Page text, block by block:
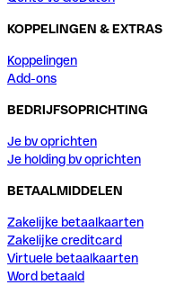
KOPPELINGEN & EXTRAS
Koppelingen
Add-ons
BEDRIJFSOPRICHTING
Je bv oprichten
Je holding bv oprichten
BETAALMIDDELEN
Zakelijke betaalkaarten
Zakelijke creditcard
Virtuele betaalkaarten
Word betaald